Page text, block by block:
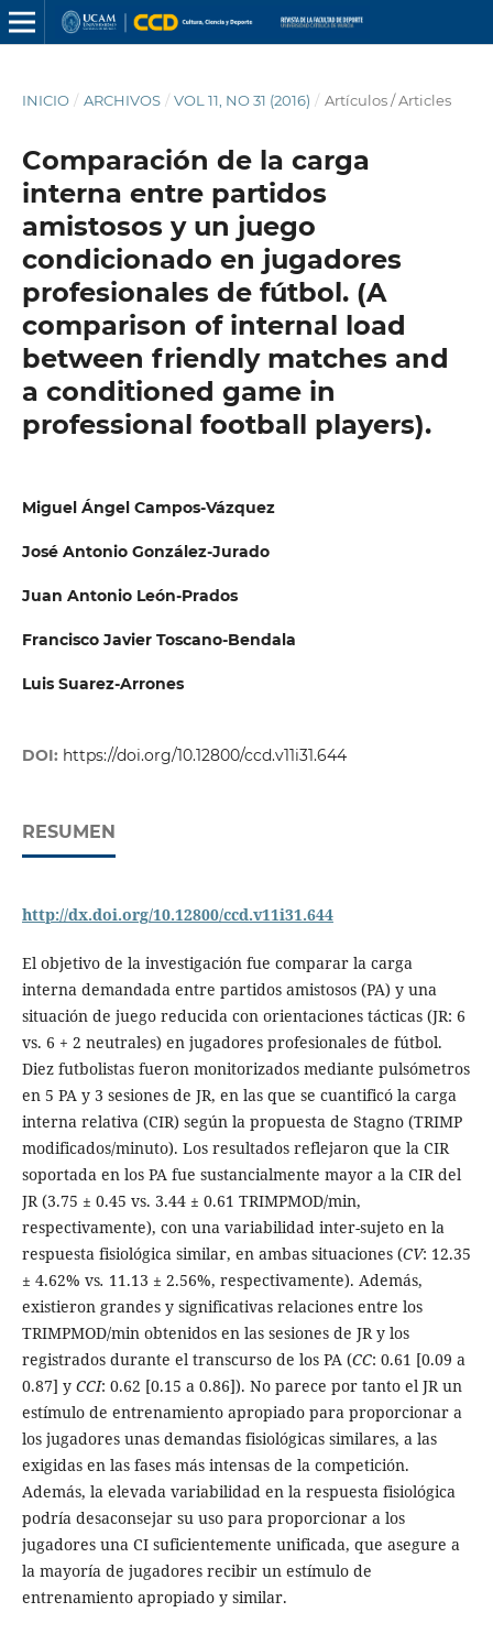
INICIO / ARCHIVOS / VOL 11, NO 31 (2016) / Artículos / Articles
Comparación de la carga
interna entre partidos
amistosos y un juego
condicionado en jugadores
profesionales de fútbol. (A
comparison of internal load
between friendly matches and
a conditioned game in
professional football players).
Miguel Ángel Campos-Vázquez
José Antonio González-Jurado
Juan Antonio León-Prados
Francisco Javier Toscano-Bendala
Luis Suarez-Arrones
DOI: https://doi.org/10.12800/ccd.v11i31.644
RESUMEN
http://dx.doi.org/10.12800/ccd.v11i31.644
El objetivo de la investigación fue comparar la carga
interna demandada entre partidos amistosos (PA) y una
situación de juego reducida con orientaciones tácticas (JR: 6
vs. 6 + 2 neutrales) en jugadores profesionales de fútbol.
Diez futbolistas fueron monitorizados mediante pulsómetros
en 5 PA y 3 sesiones de JR, en las que se cuantificó la carga
interna relativa (CIR) según la propuesta de Stagno (TRIMP
modificados/minuto). Los resultados reflejaron que la CIR
soportada en los PA fue sustancialmente mayor a la CIR del
JR (3.75 ± 0.45 vs. 3.44 ± 0.61 TRIMPMOD/min,
respectivamente), con una variabilidad inter-sujeto en la
respuesta fisiológica similar, en ambas situaciones (CV: 12.35
± 4.62% vs. 11.13 ± 2.56%, respectivamente). Además,
existieron grandes y significativas relaciones entre los
TRIMPMOD/min obtenidos en las sesiones de JR y los
registrados durante el transcurso de los PA (CC: 0.61 [0.09 a
0.87] y CCI: 0.62 [0.15 a 0.86]). No parece por tanto el JR un
estímulo de entrenamiento apropiado para proporcionar a
los jugadores unas demandas fisiológicas similares, a las
exigidas en las fases más intensas de la competición.
Además, la elevada variabilidad en la respuesta fisiológica
podría desaconsejar su uso para proporcionar a los
jugadores una CI suficientemente unificada, que asegure a
la mayoría de jugadores recibir un estímulo de
entrenamiento apropiado y similar.